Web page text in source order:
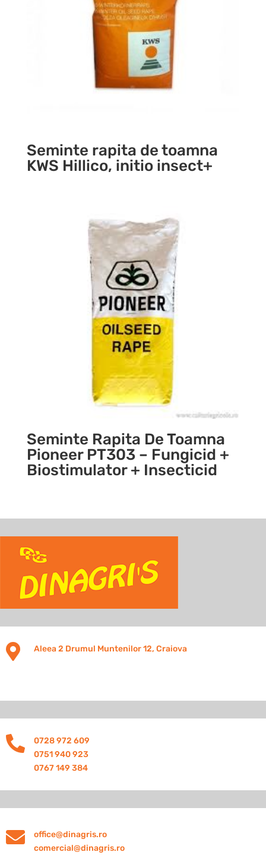
Seminte rapita de toamna
KWS Hillico, initio insect+
Seminte Rapita De Toamna
Pioneer PT303 – Fungicid +
Biostimulator + Insecticid
 Aleea 2 Drumul Muntenilor 12, Craiova

0728 972 609
0751 940 923
0767 149 384

office@dinagris.ro
comercial@dinagris.ro